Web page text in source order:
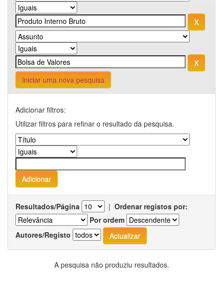
Iniciar uma nova pesquisa
Adicionar filtros:
Utilizar filtros para refinar o resultado da pesquisa.
Resultados/Página | Ordenar registos por:
Por ordem
Autores/Registo
A pesquisa não produziu resultados.